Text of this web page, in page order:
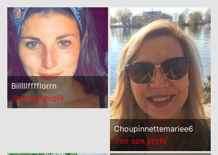
Billlllfffflorrn
Voir son profil
Choupinnettemariee6
Voir son profil